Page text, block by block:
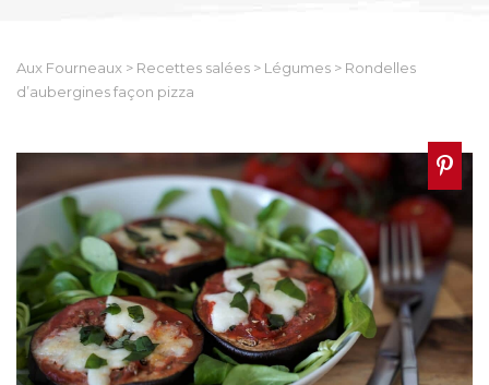
Aux Fourneaux > Recettes salées > Légumes > Rondelles
d’aubergines façon pizza